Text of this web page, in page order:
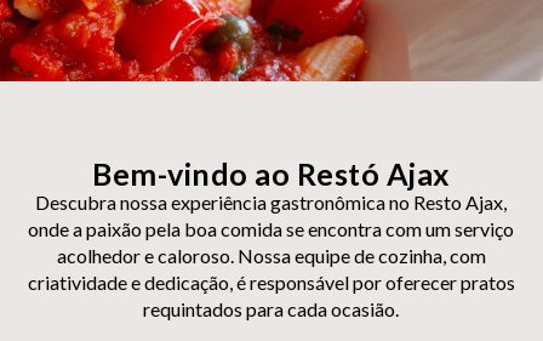
Bem-vindo ao Restó Ajax
Descubra nossa experiência gastronômica no Resto Ajax,
onde a paixão pela boa comida se encontra com um serviço
acolhedor e caloroso. Nossa equipe de cozinha, com
criatividade e dedicação, é responsável por oferecer pratos
requintados para cada ocasião.